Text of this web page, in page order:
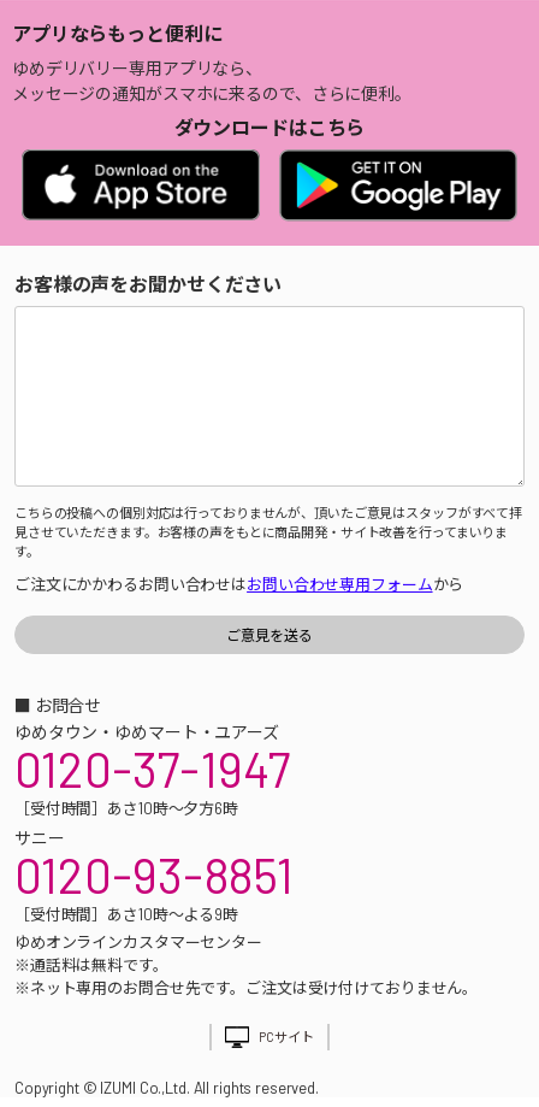
アプリならもっと便利に
ゆめデリバリー専用アプリなら、
メッセージの通知がスマホに来るので、さらに便利。
ダウンロードはこちら
お客様の声をお聞かせください
こちらの投稿への個別対応は行っておりませんが、頂いたご意見はスタッフがすべて拝
見させていただきます。お客様の声をもとに商品開発・サイト改善を行ってまいりま
す。
ご注文にかかわるお問い合わせはお問い合わせ専用フォームから
■ お問合せ
ゆめタウン・ゆめマート・ユアーズ
0120-37-1947
［受付時間］あさ10時～夕方6時
サニー
0120-93-8851
［受付時間］あさ10時～よる9時
ゆめオンラインカスタマーセンター
※通話料は無料です。
※ネット専用のお問合せ先です。ご注文は受け付けておりません。
PCサイト
Copyright © IZUMI Co.,Ltd. All rights reserved.